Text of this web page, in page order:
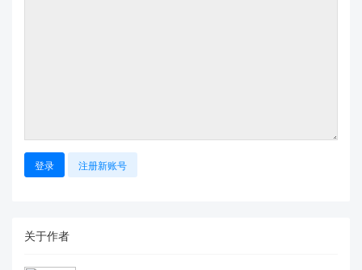
登录 注册新账号
关于作者